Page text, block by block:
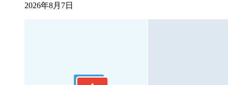
2026年8月7日